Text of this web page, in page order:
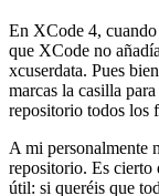
En XCode 4,
que XCode no
xcuserdata. Pues
marcas la casilla
repositorio todos los
A mi personalmente
repositorio. Es cierto
útil: si queréis que